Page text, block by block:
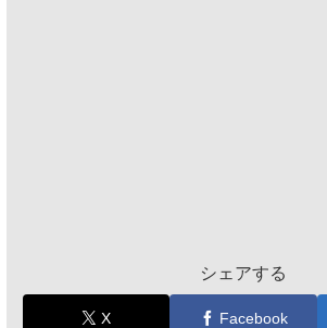
シェアする
X Facebook